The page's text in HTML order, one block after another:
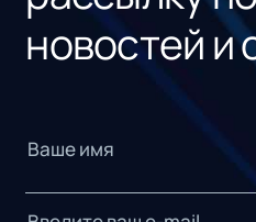
новостей и